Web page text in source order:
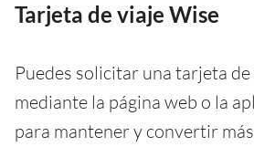
Tarjeta de viaje Wise
Puedes solicitar una tarjeta
mediante la página web o la
para mantener y convertir